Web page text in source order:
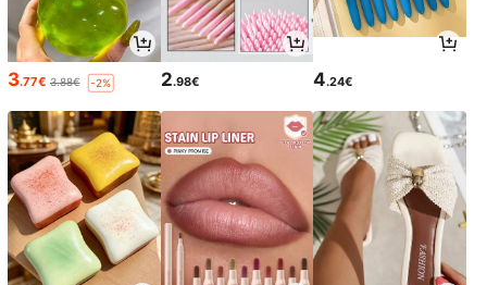
3.77€ 3.88€ -2% 2.98€ 4.24€